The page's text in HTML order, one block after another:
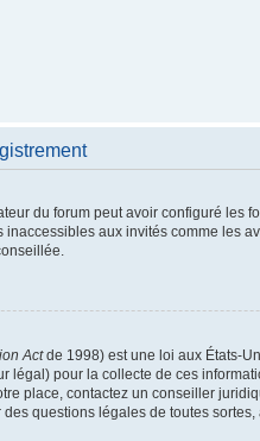
du forum peut avoir configuré les
aux invités comme les
Actde 1998) est une loi aux États-
légal) pour la collecte de ces
place, contactez un conseiller
questions légales de toutes